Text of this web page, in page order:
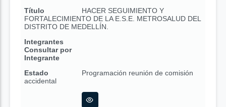
Título
HACER SEGUIMIENTO Y
FORTALECIMIENTO DE LA E.S.E. METROSALUD DEL
DISTRITO DE MEDELLÍN.
Integrantes
Consultar por
Integrante
Estado
Programación reunión de comisión
accidental